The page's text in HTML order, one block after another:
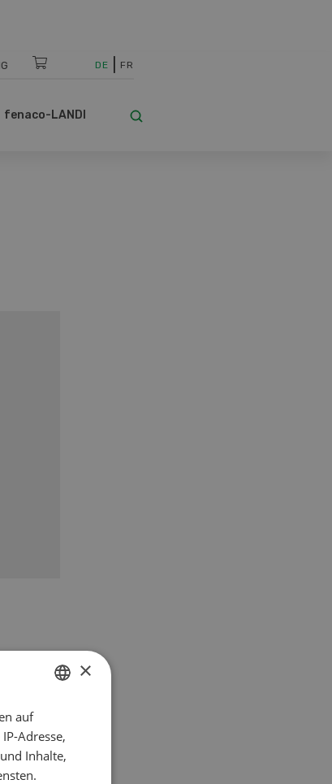
DE FR
fenaco-LANDI
FRENCH
×
auf
Adresse,
Inhalte,